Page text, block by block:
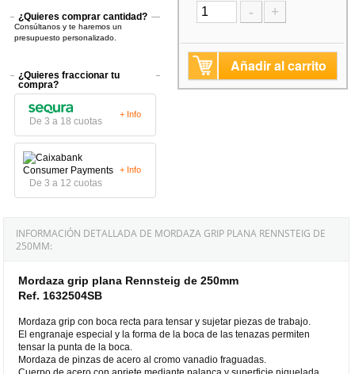
¿Quieres comprar cantidad?
Consúltanos y te haremos un
presupuesto personalizado.
¿Quieres fraccionar tu
compra?
De 3 a 18 cuotas
+ Info
De 3 a 12 cuotas
+ Info
- +
Añadir al carrito
INFORMACIÓN DETALLADA DE MORDAZA GRIP PLANA RENNSTEIG DE
250MM:
Mordaza grip plana Rennsteig de 250mm
Ref. 1632504SB
Mordaza grip con boca recta para tensar y sujetar piezas de trabajo.
El engranaje especial y la forma de la boca de las tenazas permiten
tensar la punta de la boca.
Mordaza de pinzas de acero al cromo vanadio fraguadas.